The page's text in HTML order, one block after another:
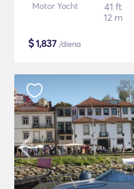
Motor Yacht
41 ft
12 m
$1,837 /diena